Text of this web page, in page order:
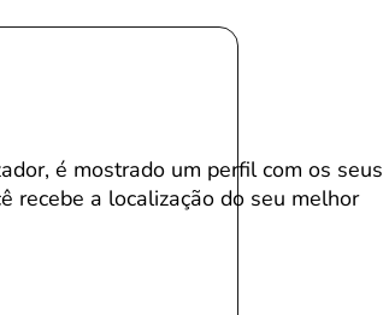
é mostrado um perfil com os seus
recebe a localização do seu melhor